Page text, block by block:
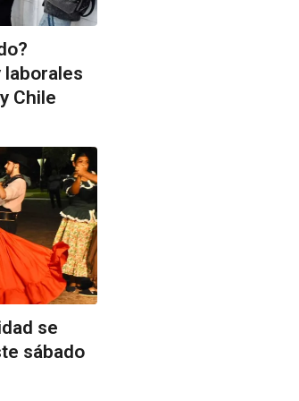
laborales
Chile
se
sábado